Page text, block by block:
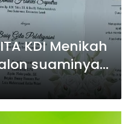
KDI Menikah
suaminya